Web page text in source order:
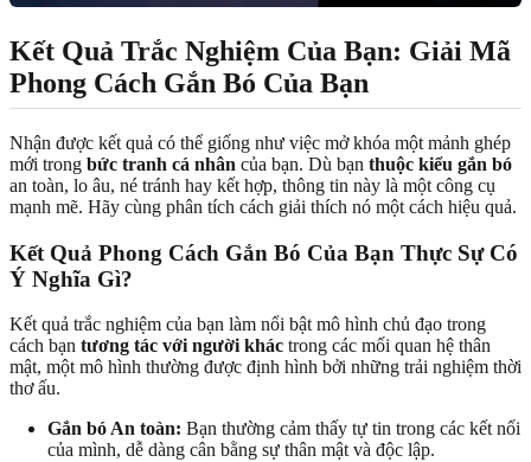
Kết Quả Trắc Nghiệm Của Bạn: Giải Mã
Phong Cách Gắn Bó Của Bạn
Nhận được kết quả có thể giống như việc mở khóa một mảnh ghép
mới trong bức tranh cá nhân của bạn. Dù bạn thuộc kiểu gắn bó
an toàn, lo âu, né tránh hay kết hợp, thông tin này là một công cụ
mạnh mẽ. Hãy cùng phân tích cách giải thích nó một cách hiệu quả.
Kết Quả Phong Cách Gắn Bó Của Bạn Thực Sự Có
Ý Nghĩa Gì?
Kết quả trắc nghiệm của bạn làm nổi bật mô hình chủ đạo trong
cách bạn tương tác với người khác trong các mối quan hệ thân
mật, một mô hình thường được định hình bởi những trải nghiệm thời
thơ ấu.
Gắn bó An toàn: Bạn thường cảm thấy tự tin trong các kết nối
của mình, dễ dàng cân bằng sự thân mật và độc lập.